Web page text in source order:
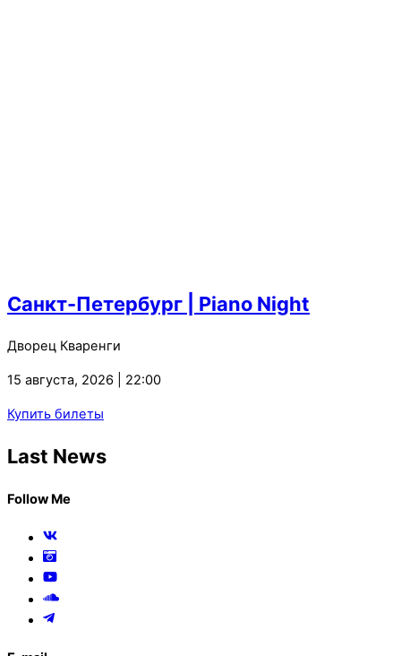
Санкт-Петербург | Piano Night
Дворец Кваренги
15 августа, 2026 | 22:00
Купить билеты
Last News
Follow Me